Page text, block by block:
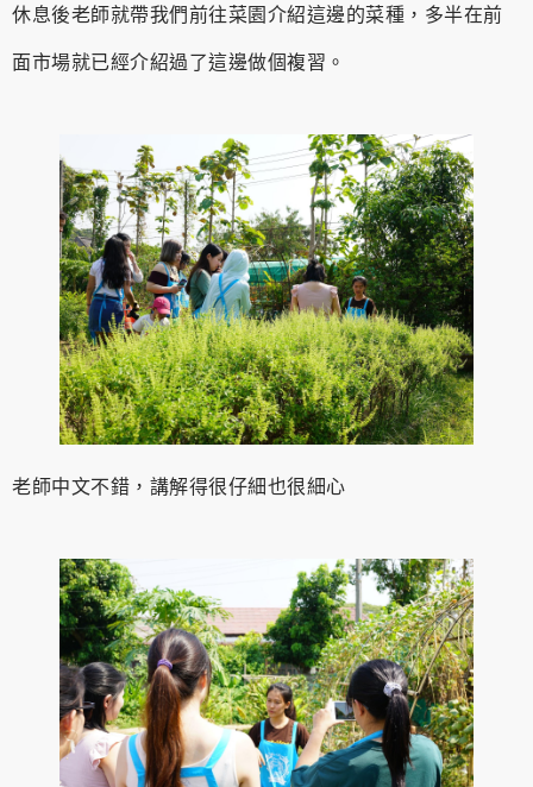
休息後老師就帶我們前往菜園介紹這邊的菜種，多半在前
面市場就已經介紹過了這邊做個複習。
老師中文不錯，講解得很仔細也很細心